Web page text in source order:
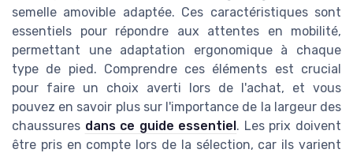
semelle amovible adaptée. Ces caractéristiques sont
essentiels pour répondre aux attentes en mobilité,
permettant une adaptation ergonomique à chaque
type de pied. Comprendre ces éléments est crucial
pour faire un choix averti lors de l'achat, et vous
pouvez en savoir plus sur l'importance de la largeur des
chaussures dans ce guide essentiel. Les prix doivent
être pris en compte lors de la sélection, car ils varient